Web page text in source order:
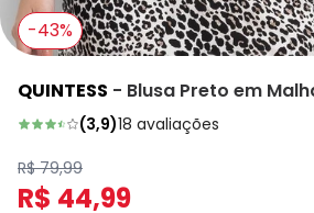
-43%
QUINTESS - Blusa Preto em
(3,9)18 avaliações
R$ 79,99
R$ 44,99